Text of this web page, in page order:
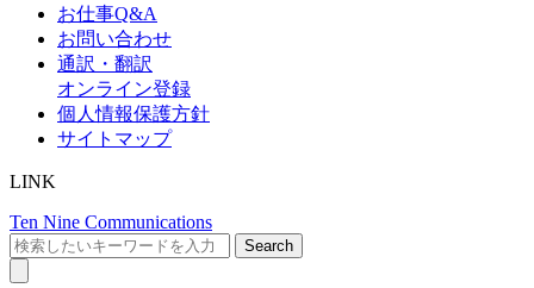
お仕事Q&A
お問い合わせ
通訳・翻訳
オンライン登録
個人情報保護方針
サイトマップ
LINK
Ten Nine Communications